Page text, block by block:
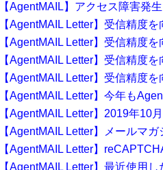
【AgentMAIL】アクセス障害発
【AgentMAIL Letter】受信精度
【AgentMAIL Letter】受信精度
【AgentMAIL Letter】受信精度
【AgentMAIL Letter】受信精度
【AgentMAIL Letter】今年も
【AgentMAIL Letter】2019年10
【AgentMAIL Letter】メールマ
【AgentMAIL Letter】
【AgentMAIL Letter】最近使用